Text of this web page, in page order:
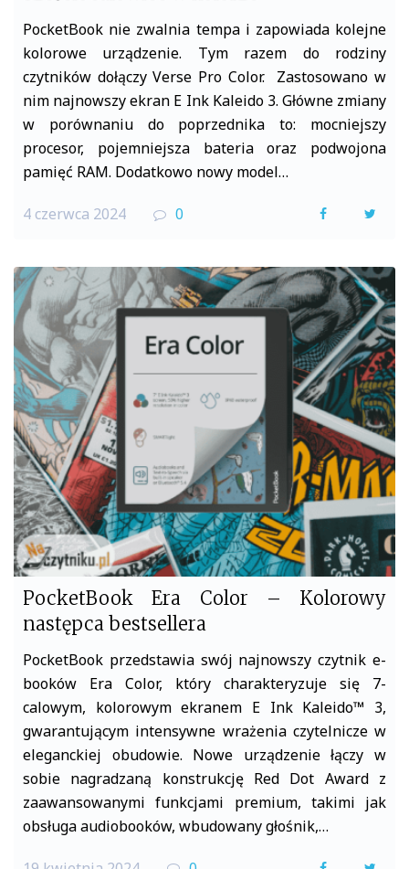
PocketBook nie zwalnia tempa i zapowiada kolejne
kolorowe urządzenie. Tym razem do rodziny
czytników dołączy Verse Pro Color. Zastosowano w
nim najnowszy ekran E Ink Kaleido 3. Główne zmiany
w porównaniu do poprzednika to: mocniejszy
procesor, pojemniejsza bateria oraz podwojona
pamięć RAM. Dodatkowo nowy model…
4 czerwca 2024 0
F
c
e
b
o
o
k
i
t
t
e
r
PocketBook Era Color – Kolorowy
następca bestsellera
PocketBook przedstawia swój najnowszy czytnik e-
booków Era Color, który charakteryzuje się 7-
calowym, kolorowym ekranem E Ink Kaleido™ 3,
gwarantującym intensywne wrażenia czytelnicze w
eleganckiej obudowie. Nowe urządzenie łączy w
sobie nagradzaną konstrukcję Red Dot Award z
zaawansowanymi funkcjami premium, takimi jak
obsługa audiobooków, wbudowany głośnik,…